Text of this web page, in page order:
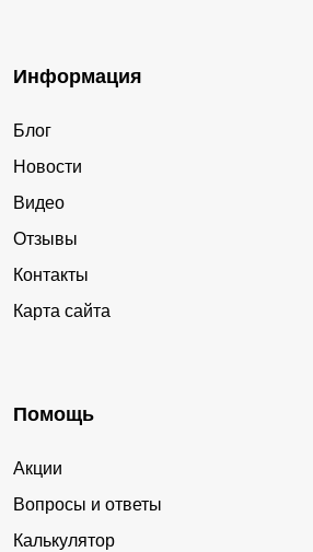
Информация
Блог
Новости
Видео
Отзывы
Контакты
Карта сайта
Помощь
Акции
Вопросы и ответы
Калькулятор